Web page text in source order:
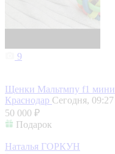
9
Щенки Мальтмпу f1 мини
Краснодар Сегодня, 09:27
50 000 ₽
Подарок
Наталья ГОРКУН